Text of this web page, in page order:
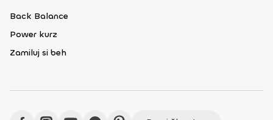
Back Balance
Power kurz
Zamiluj si beh